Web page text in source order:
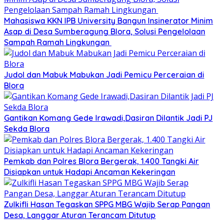
Mahasiswa KKN IPB University Bangun Insinerator Minim
Asap di Desa Sumberagung Blora, Solusi Pengelolaan
Sampah Ramah Lingkungan ‎
Judol dan Mabuk Mabukan Jadi Pemicu Perceraian di
Blora
Gantikan Komang Gede Irawadi,Dasiran Dilantik Jadi PJ
Sekda Blora
Pemkab dan Polres Blora Bergerak, 1.400 Tangki Air
Disiapkan untuk Hadapi Ancaman Kekeringan
Zulkifli Hasan Tegaskan SPPG MBG Wajib Serap Pangan
Desa, Langgar Aturan Terancam Ditutup